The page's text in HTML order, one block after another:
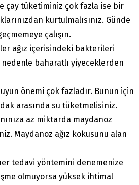
çay tüketiminiz çok fazla ise bir
kurtulmalısınız. Günde
çalışın.
ağız içerisindeki bakterileri
baharatlı yiyeceklerden
önemi çok fazladır. Bunun için
arasında su tüketmelisiniz.
az miktarda maydanoz
Maydanoz ağız kokusunu alan
tedavi yöntemini denemenize
olmuyorsa yüksek ihtimal